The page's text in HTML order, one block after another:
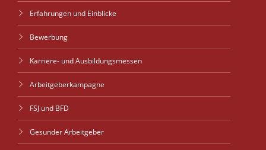
Erfahrungen und Einblicke
Bewerbung
Karriere- und Ausbildungsmessen
Arbeitgeberkampagne
FSJ und BFD
Gesunder Arbeitgeber